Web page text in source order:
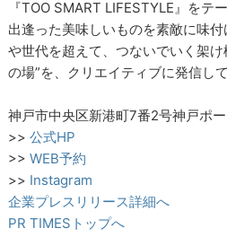
『TOO SMART LIFESTYLE』をテ
出逢った美味しいものを素敵に味
や世代を超えて、つないでいく架
の場”を、クリエイティブに発信して
神戸市中央区新港町7番2号神戸ポ
>>公式HP
>>WEB予約
>> Instagram
企業プレスリリース詳細へ
PR TIMESトップへ